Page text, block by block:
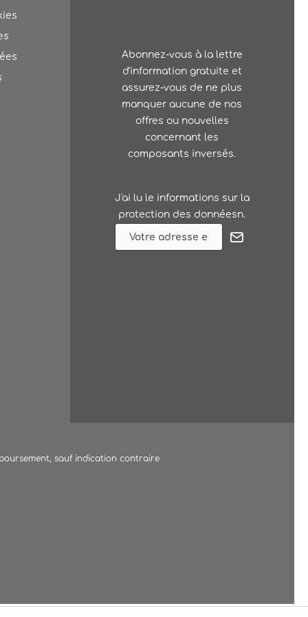
Abonnez-vous à la lettre
d'information gratuite et
assurez-vous de ne plus
manquer aucune de nos
offres ou nouvelles
concernant les
composants inversés.
J'ai lu le informations sur la
protection des donnéesn.
sauf indication contraire